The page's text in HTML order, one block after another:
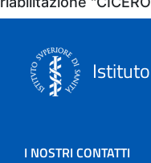
I NOSTRI CONTATTI